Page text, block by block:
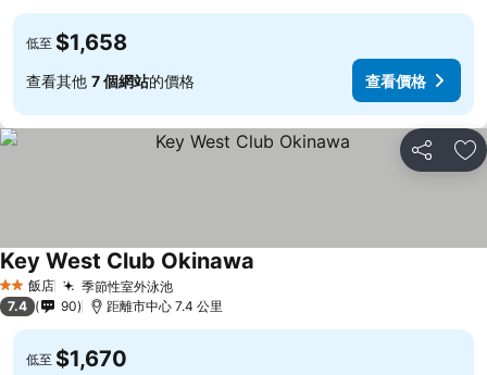
低至 $1,658
查看其他 7 個網站的價格 查看價格
分享 加
2 星級飯店 季節性室外泳池
Key West Club Okinawa
7.4 90 距離市中心 7.4 公里
低至 $1,670